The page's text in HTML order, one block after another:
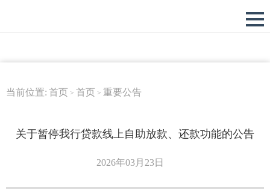
当前位置: 首页 > 首页 > 重要公告
关于暂停我行贷款线上自助放款、还款功能的公告
2026年03月23日